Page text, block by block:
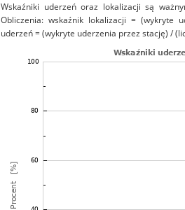
Wskaźniki uderzeń oraz lokalizacji są
Obliczenia: wskaźnik lokalizacji = (wykryte
uderzeń = (wykryte uderzenia przez stację) /